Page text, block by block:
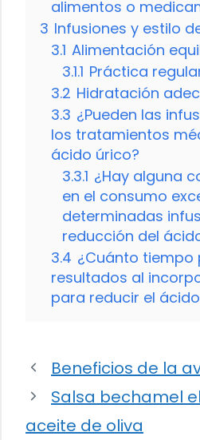
alimentos o
3 Infusiones y estilo
3.1 Alimentación
3.1.1 Práctica
3.2 Hidratación
3.3 ¿Pueden las
los tratamientos
ácido úrico?
3.3.1 ¿Hay alguna
en el consumo
determinadas
reducción del
3.4 ¿Cuánto tiempo
resultados al
para reducir el
Beneficios de la
Salsa bechamel
aceite de oliva